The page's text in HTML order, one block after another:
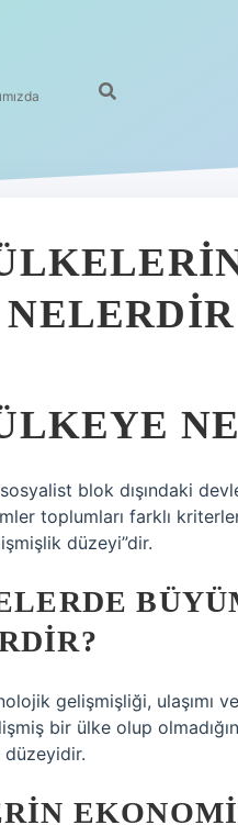
blok dışındaki
toplumları farklı
düzeyi”dir.
gelişmişliği, ulaşımı
bir ülke olup